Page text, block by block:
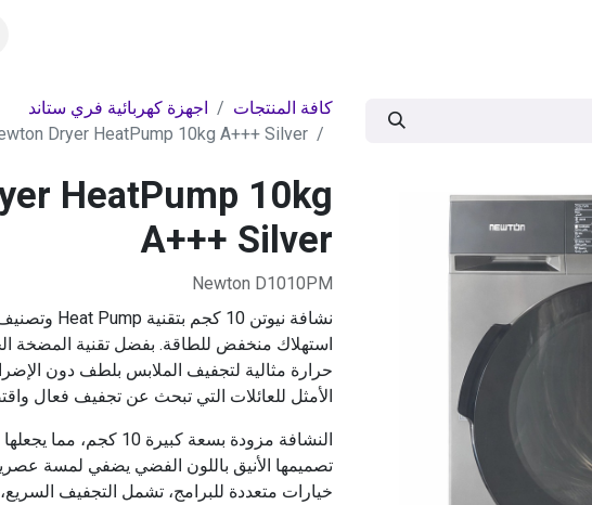
كافة المنتجات
اجهزة كهربائية فري ستاند
Dryer HeatPump 10kg A+++ Silver
HeatPump 10kg
A+++ Silver
Newton D1010PM
استهلاك منخفض للطاقة. بفضل تقنية المضخة
حرارة مثالية لتجفيف الملابس بلطف دون الإضرار
الأمثل للعائلات التي تبحث عن تجفيف فعال
النشافة مزودة بسعة
تصميمها الأنيق باللون الفضي يضفي لمسة
خيارات متعددة للبرامج، تشمل التجفيف